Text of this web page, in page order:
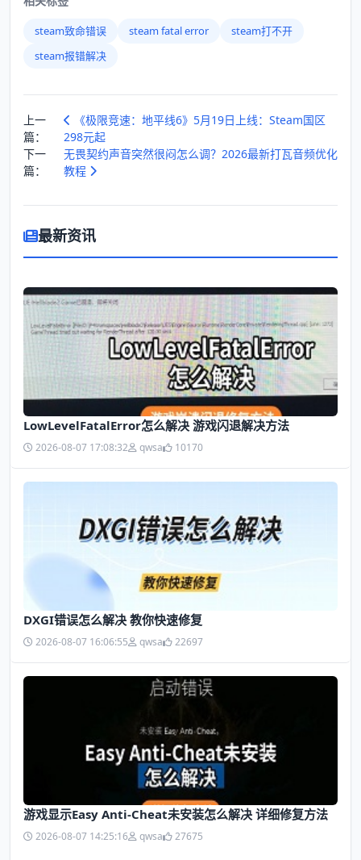
steam致命错误 steam fatal error
steam打不开
steam报错解决
上一
篇：
《极限竞速：地平线6》5月19日上线：Steam国区
298元起
下一
篇：
无畏契约声音突然很闷怎么调？2026最新打瓦音频优化
教程
最新资讯
LowLevelFatalError怎么解决 游戏闪退解决方法
2026-08-07 17:08:32 qwsa 10170
DXGI错误怎么解决 教你快速修复
2026-08-07 16:06:55 qwsa 22697
游戏显示Easy Anti-Cheat未安装怎么解决 详细修复方法
2026-08-07 14:25:16 qwsa 27675